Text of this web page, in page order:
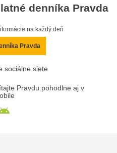
denníka Pravda
na každý deň
Pravda
sociálne siete
Pravdu pohodlne aj v